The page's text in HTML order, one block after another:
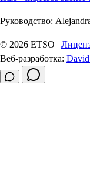
Руководство:
© 2026 ETSO |
Веб-разработка: